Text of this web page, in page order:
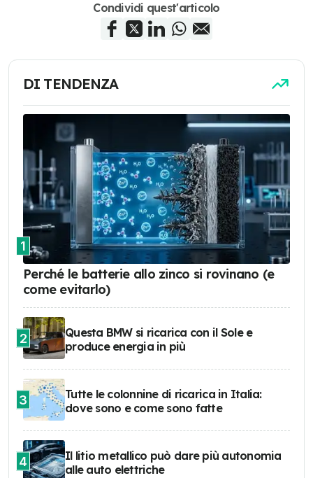
Condividi quest'articolo
DI TENDENZA
1
Perché le batterie allo zinco si rovinano (e
come evitarlo)
2
Questa BMW si ricarica con il Sole e
produce energia in più
3
Tutte le colonnine di ricarica in Italia:
dove sono e come sono fatte
4
Il litio metallico può dare più autonomia
alle auto elettriche